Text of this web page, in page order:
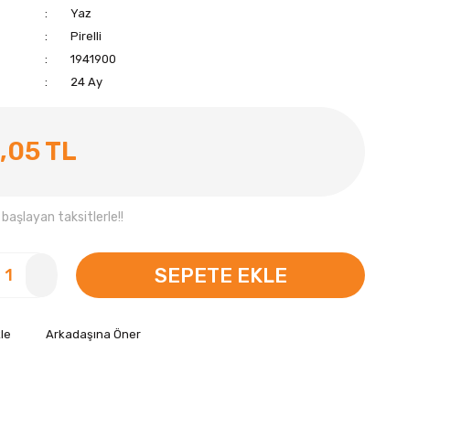
Yaz
Pirelli
1941900
24 Ay
TL
başlayan taksitlerle!!
SEPETE EKLE
Arkadaşına Öner